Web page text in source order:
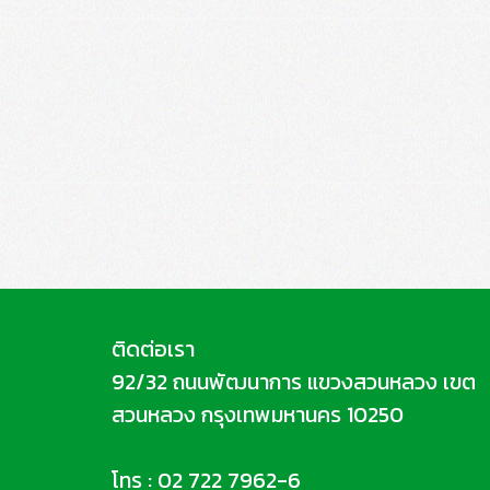
ติดต่อเรา
92/32 ถนนพัฒนาการ แขวงสวนหลวง เขต
สวนหลวง กรุงเทพมหานคร 10250
โทร : 02 722 7962-6